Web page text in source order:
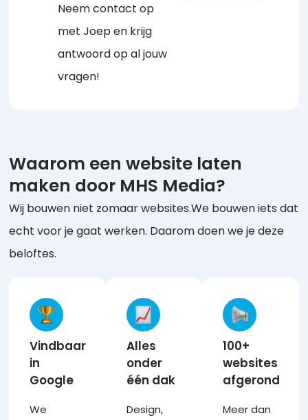
Neem contact op
met Joep en krijg
antwoord op al jouw
vragen!
Waarom een website laten
maken door MHS Media?
Wij bouwen niet zomaar websites.We bouwen iets dat
echt voor je gaat werken. Daarom doen we je deze
beloftes.
Vindbaar
in
Google
We
Alles
onder
één dak
Design,
100+
websites
afgerond
Meer dan